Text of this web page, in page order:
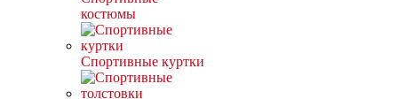
костюмы
Спортивные куртки